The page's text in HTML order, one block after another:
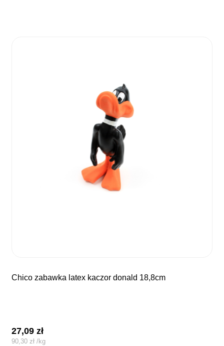
chico zabawka latex kaczor donald 18,8cm
27,09zł
90,30zł /kg